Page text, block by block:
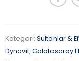
Kategori: Sultanlar &
Dynavit, Galatasaray